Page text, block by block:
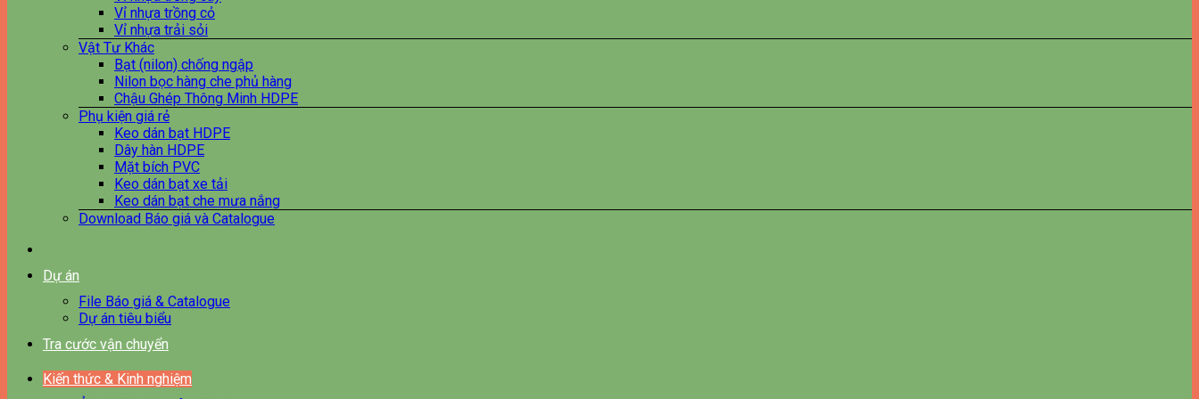
Vỉ nhựa trồng cỏ
Vỉ nhựa trải sỏi
Vật Tư Khác
Bạt (nilon) chống ngập
Nilon bọc hàng che phủ hàng
Chậu Ghép Thông Minh HDPE
Phụ kiện giá rẻ
Keo dán bạt HDPE
Dây hàn HDPE
Mặt bích PVC
Keo dán bạt xe tải
Keo dán bạt che mưa nắng
Download Báo giá và Catalogue
Dự án
File Báo giá & Catalogue
Dự án tiêu biểu
Tra cước vận chuyển
Kiến thức & Kinh nghiệm